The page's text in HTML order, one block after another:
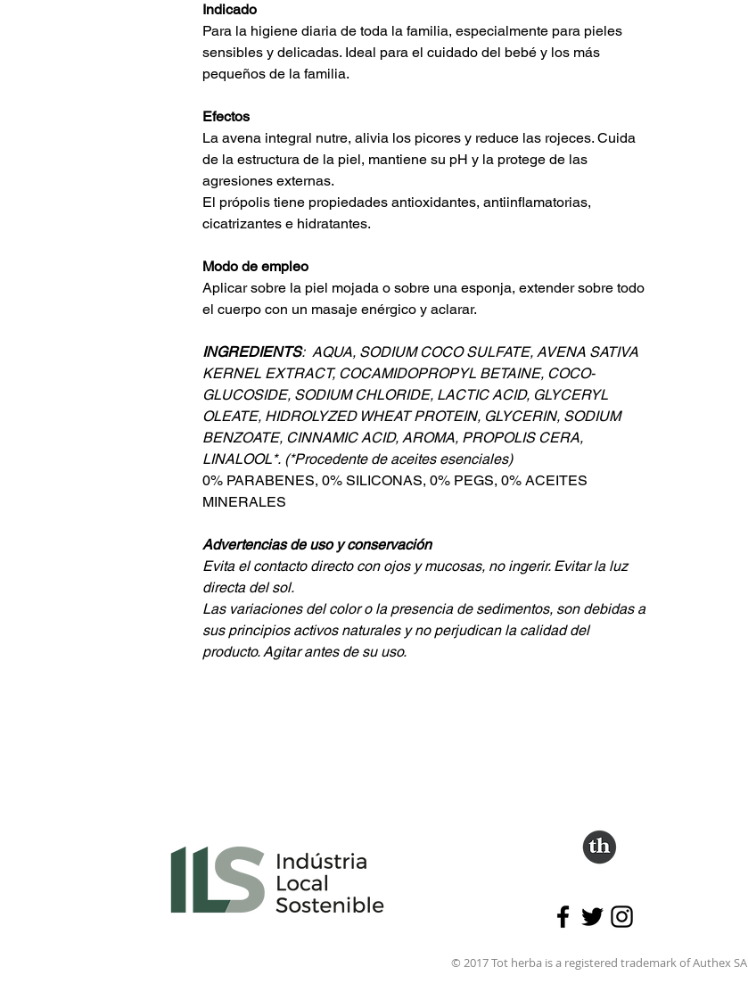
Indicado
Para la higiene diaria de toda la familia, especialmente para pieles
sensibles y delicadas. Ideal para el cuidado del bebé y los más
pequeños de la familia.
Efectos
La avena integral nutre, alivia los picores y reduce las rojeces. Cuida
de la estructura de la piel, mantiene su pH y la protege de las
agresiones externas.
El própolis tiene propiedades antioxidantes, antiinflamatorias,
cicatrizantes e hidratantes.
Modo de empleo
Aplicar sobre la piel mojada o sobre una esponja, extender sobre todo
el cuerpo con un masaje enérgico y aclarar.
INGREDIENTS: AQUA, SODIUM COCO SULFATE, AVENA SATIVA
KERNEL EXTRACT, COCAMIDOPROPYL BETAINE, COCO-
GLUCOSIDE, SODIUM CHLORIDE, LACTIC ACID, GLYCERYL
OLEATE, HIDROLYZED WHEAT PROTEIN, GLYCERIN, SODIUM
BENZOATE, CINNAMIC ACID, AROMA, PROPOLIS CERA,
LINALOOL*. (*Procedente de aceites esenciales)
0% PARABENES, 0% SILICONAS, 0% PEGS, 0% ACEITES
MINERALES
Advertencias de uso y conservación
Evita el contacto directo con ojos y mucosas, no ingerir. Evitar la luz
directa del sol.
Las variaciones del color o la presencia de sedimentos, son debidas a
sus principios activos naturales y no perjudican la calidad del
producto. Agitar antes de su uso.
© 2017 Tot herba is a registered trademark of Authex SA